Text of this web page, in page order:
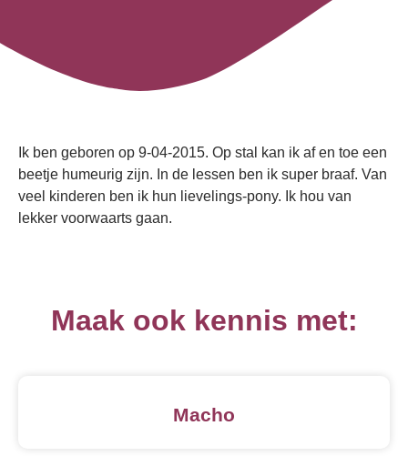
Ik ben geboren op 9-04-2015. Op stal kan ik af en toe een
beetje humeurig zijn. In de lessen ben ik super braaf. Van
veel kinderen ben ik hun lievelings-pony. Ik hou van
lekker voorwaarts gaan.
Maak ook kennis met:
Macho